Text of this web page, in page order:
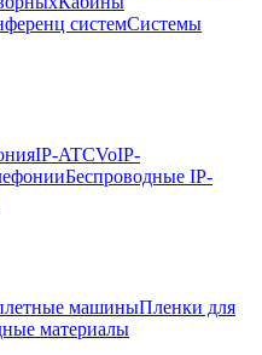
системСистемы
IP-ATCVoIP-
Беспроводные IP-
машиныПленки для
материалы